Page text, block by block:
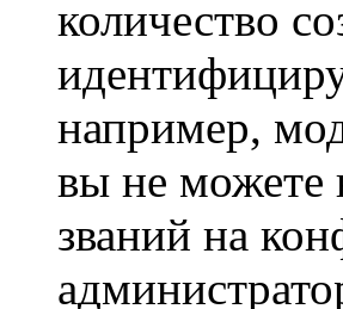
количество
например,
вы не можете
званий на